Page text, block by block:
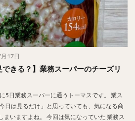
17日
できる？】業務スーパーのチーズリ
5日業務スーパーに通うトーマスです。 業ス
日は見るだけ」と思っていても、気になる商
いますよね。 今回は気になっていた 業務ス